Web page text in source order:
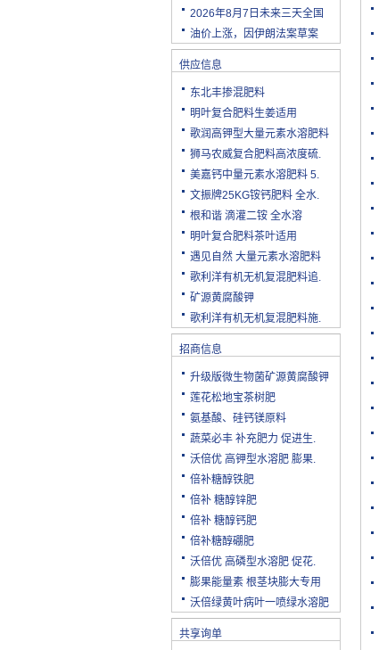
2026年8月7日未来三天全国
油价上涨，因伊朗法案草案
供应信息
东北丰掺混肥料
明叶复合肥料生姜适用
歌润高钾型大量元素水溶肥料
狮马农威复合肥料高浓度硫.
美嘉钙中量元素水溶肥料 5.
文振牌25KG铵钙肥料 全水.
根和谐 滴灌二铵 全水溶
明叶复合肥料茶叶适用
遇见自然 大量元素水溶肥料
歌利洋有机无机复混肥料追.
矿源黄腐酸钾
歌利洋有机无机复混肥料施.
招商信息
升级版微生物菌矿源黄腐酸钾
莲花松地宝茶树肥
氨基酸、硅钙镁原料
蔬菜必丰 补充肥力 促进生.
沃倍优 高钾型水溶肥 膨果.
倍补糖醇铁肥
倍补 糖醇锌肥
倍补 糖醇钙肥
倍补糖醇硼肥
沃倍优 高磷型水溶肥 促花.
膨果能量素 根茎块膨大专用
沃倍绿黄叶病叶一喷绿水溶肥
共享询单